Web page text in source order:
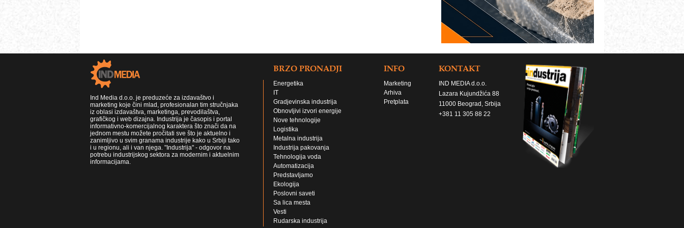
Ind Media d.o.o. je preduzeće za izdavaštvo i
marketing koje čini mlad, profesionalan tim stručnjaka
iz oblasi izdavaštva, marketinga, prevodilaštva,
grafičkog i web dizajna. Industrija je časopis i portal
informativno-komercijalnog karaktera što znači da na
jednom mestu možete pročitati sve što je aktuelno i
zanimljivo u svim granama industrije kako u Srbiji tako
i u regionu, ali i van njega. "Industrija" - odgovor na
potrebu industrijskog sektora za modernim i aktuelnim
informacijama.
BRZO PRONADJI
Energetika
IT
Gradjevinska industrija
Obnovljivi izvori energije
Nove tehnologije
Logistika
Metalna industrija
Industrija pakovanja
Tehnologija voda
Automatizacija
Predstavljamo
Ekologija
Poslovni saveti
Sa lica mesta
Vesti
Rudarska industrija
INFO
Marketing
Arhiva
Pretplata
KONTAKT
IND MEDIA d.o.o.
Lazara Kujundžića 88
11000 Beograd, Srbija
+381 11 305 88 22